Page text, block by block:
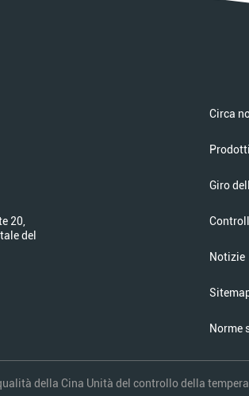
20,
del
Circa
Prodotti
Giro
Notizie
Norme
della Cina Unità del controllo della